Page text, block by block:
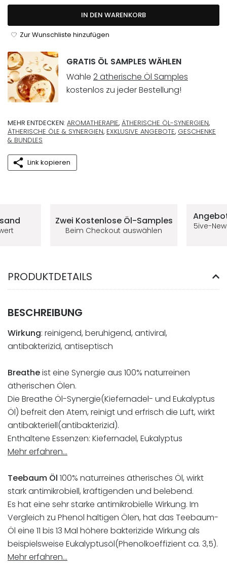
IN DEN WARENKORB
Zur Wunschliste hinzufügen
GRATIS ÖL SAMPLES WÄHLEN
Wähle 2 ätherische Öl Samples
kostenlos zu jeder Bestellung!
MEHR ENTDECKEN: AROMATHERAPIE, ÄTHERISCHE ÖL-SYNERGIEN,
ÄTHERISCHE ÖLE & SYNERGIEN, EXKLUSIVE ANGEBOTE, GESCHENKE
& BUNDLES
Link kopieren
Zwei Kostenlose Öl-Samples
Beim Checkout auswählen 5ive-
PRODUKTDETAILS
BESCHREIBUNG
Wirkung: reinigend, beruhigend, antiviral,
antibakterizid, antiseptisch
Breatheist eine Synergie aus 100% naturreinen
ätherischen Ölen.
Die Breathe Öl-Synergie(Kiefernadel- und Eukalyptus
Öl) befreit den Atem, reinigt und erfrisch die Luft, wirkt
antibakteriell(antibakterizid).
Enthaltene Essenzen: Kiefernadel, Eukalyptus
Mehr erfahren…
Teebaum Öl 100% naturreines ätherisches Öl, wirkt
stark antimikrobiell, kräftigenden und belebend.
Es hat eine sehr starke antimikrobielle Wirkung. Im
Vergleich zu Phenol haltigen Ölen, hat das Teebaum-
Öl eine 11 bis 13 Mal höhere bakterizide Wirkung als
beispielsweise Eukalyptusöl(Phenolkoeffizient ca. 3,5).
Mehr erfahren…